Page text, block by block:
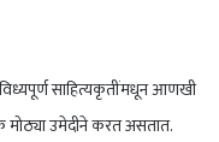
साहित्यकृतींमधून आणखी
मोठ्या उमेदीने करत असतात.